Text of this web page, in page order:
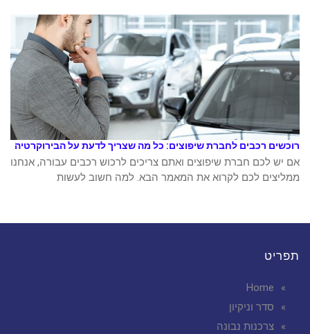
רוכשים רכבים לחברת שיפוצים: כל מה שצריך לדעת על הבירוקרטיה
אם יש לכם חברת שיפוצים ואתם צריכים לרכוש רכבים עבורה, אנחנו
ממליצים לכם לקרוא את המאמר הבא. למה חשוב לעשות
תפריט
Home
סדר וניקיון
צרכנות נבונה